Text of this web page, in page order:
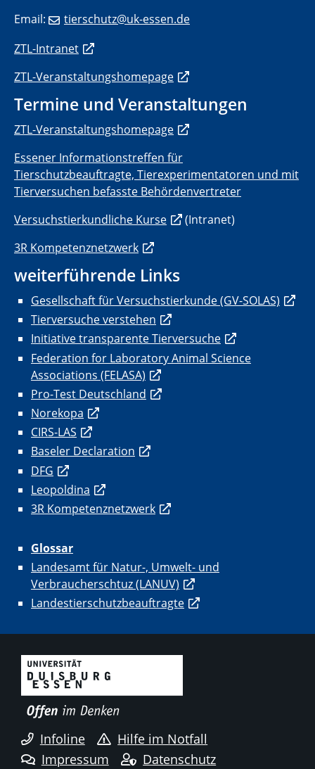
Email:
tierschutz@uk-essen.de
ZTL-Intranet
ZTL-Veranstaltungshomepage
Termine und Veranstaltungen
ZTL-Veranstaltungshomepage
Essener Informationstreffen für
Tierschutzbeauftragte, Tierexperimentatoren und mit
Tierversuchen befasste Behördenvertreter
Versuchstierkundliche Kurse
(Intranet)
3R Kompetenznetzwerk
weiterführende Links
Gesellschaft für Versuchstierkunde (GV-SOLAS)
Tierversuche verstehen
Initiative transparente Tierversuche
Federation for Laboratory Animal Science
Associations (FELASA)
Pro-Test Deutschland
Norekopa
CIRS-LAS
Baseler Declaration
DFG
Leopoldina
3R Kompetenznetzwerk
Glossar
Landesamt für Natur-, Umwelt- und
Verbraucherschtuz (LANUV)
Landestierschutzbeauftragte
Infoline
Hilfe im Notfall
Impressum
Datenschutz